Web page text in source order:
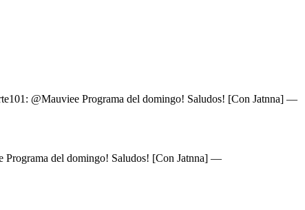
@Mauviee Programa del domingo! Saludos! [Con Jatnna] —
Programa del domingo! Saludos! [Con Jatnna] —